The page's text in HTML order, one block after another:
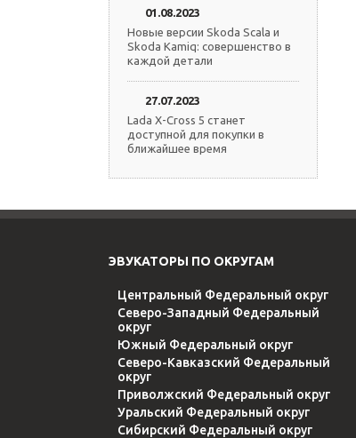
01.08.2023
Новые версии Skoda Scala и
Skoda Kamiq: совершенство в
каждой детали
27.07.2023
Lada X-Cross 5 станет
доступной для покупки в
ближайшее время
ЭВУКАТОРЫ ПО ОКРУГАМ
Центральный Федеральный округ
Северо-Западный Федеральный
округ
Южный Федеральный округ
Северо-Кавказский Федеральный
округ
Приволжский Федеральный округ
Уральский Федеральный округ
Сибирский Федеральный округ